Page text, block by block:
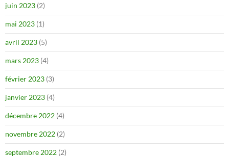
juin 2023 (2)
mai 2023 (1)
avril 2023 (5)
mars 2023 (4)
février 2023 (3)
janvier 2023 (4)
décembre 2022 (4)
novembre 2022 (2)
septembre 2022 (2)